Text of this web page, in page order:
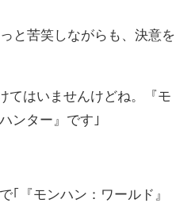
と苦笑しながらも、決意を
てはいませんけどね。『モ
ンター』です｣
｢『モンハン：ワールド』